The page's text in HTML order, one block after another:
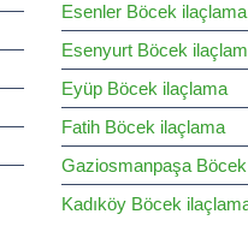
Esenler Böcek ilaçlama
Esenyurt Böcek
Eyüp Böcek ilaçlama
Fatih Böcek ilaçlama
Gaziosmanpaşa
Kadıköy Böcek